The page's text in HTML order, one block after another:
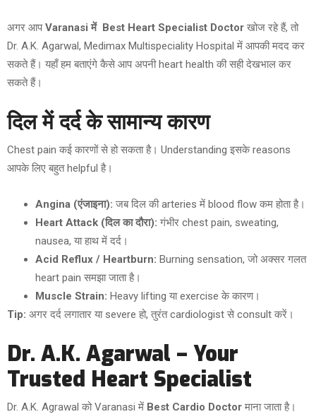
अगर आपVaranasi में Best Heart Specialist Doctor खोज रहे हैं, तो
Dr. A.K. Agarwal, Medimax Multispeciality Hospital में आपकी मदद कर
सकते हैं। यहाँ हम बताएंगे कैसे आप अपनी heart health की सही देखभाल कर
सकते हैं।
दिल में दर्द के सामान्य कारण
Chest pain कई कारणों से हो सकता है। Understanding इसके reasons
आपके लिए बहुत helpful है।
Angina (एंजाइना): जब दिल की arteries में blood flow कम होता है।
Heart Attack (दिल का दौरा): गंभीर chest pain, sweating,
nausea, या हाथ में दर्द।
Acid Reflux / Heartburn: Burning sensation, जो अक्सर गलत
heart pain समझा जाता है।
Muscle Strain: Heavy lifting या exercise के कारण।
Tip: अगर दर्द लगातार या severe हो, तुरंत cardiologist से consult करें।
Dr. A.K. Agarwal – Your
Trusted Heart Specialist
Dr. A.K. Agrawal को Varanasi में Best Cardio Doctor माना जाता है।